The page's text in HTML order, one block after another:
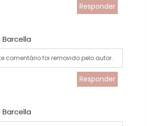
Responder
Barcella
comentário foi removido pelo autor.
Responder
Barcella